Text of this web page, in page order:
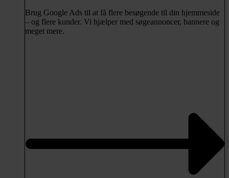
Brug Google Ads til at få flere besøgende til din hjemmeside
– og flere kunder. Vi hjælper med søgeannoncer, bannere og
meget mere.